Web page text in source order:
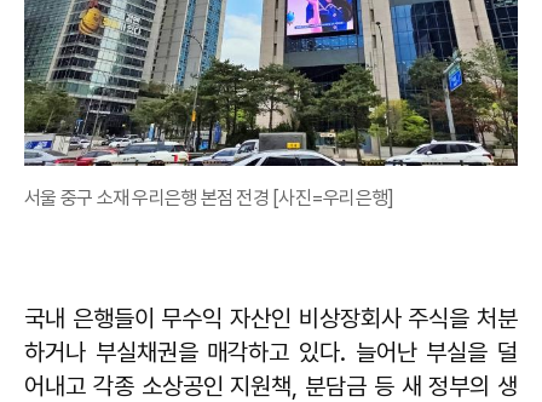
서울 중구 소재 우리은행 본점 전경 [사진=우리은행]
국내 은행들이 무수익 자산인 비상장회사 주식을 처분
하거나 부실채권을 매각하고 있다. 늘어난 부실을 덜
어내고 각종 소상공인 지원책, 분담금 등 새 정부의 생